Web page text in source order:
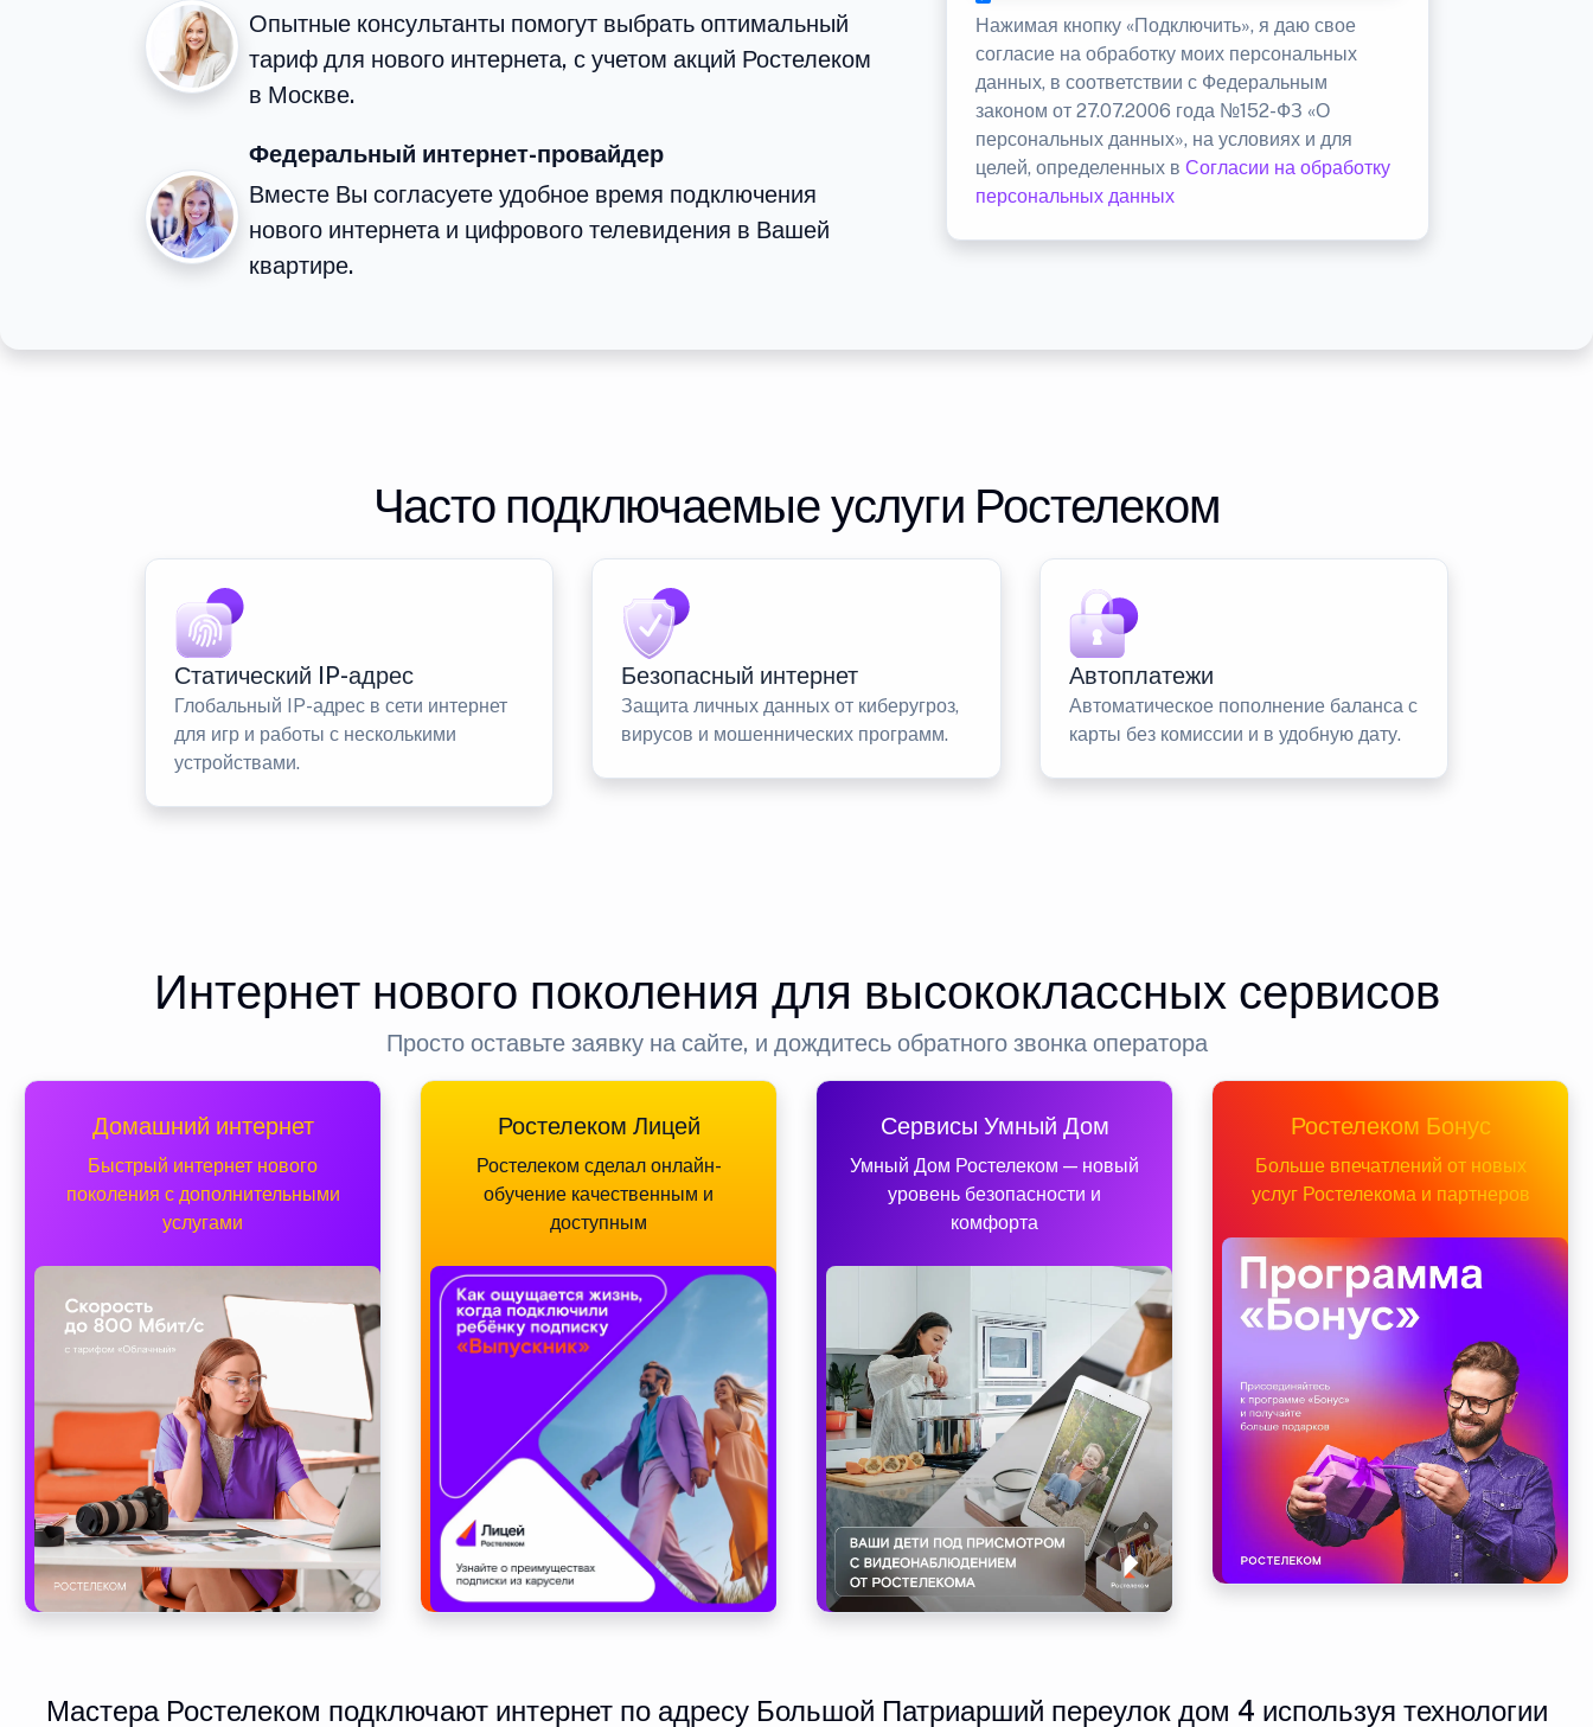
Опытные консультанты помогут выбрать оптимальный
тариф для нового интернета, с учетом акций Ростелеком
в Москве.
Федеральный интернет-провайдер
Вместе Вы согласуете удобное время подключения
нового интернета и цифрового телевидения в Вашей
квартире.
Нажимая кнопку «Подключить», я даю свое
согласие на обработку моих персональных
данных, в соответствии с Федеральным
законом от 27.07.2006 года №152-ФЗ «О
персональных данных», на условиях и для
целей, определенных вСогласии на обработку
персональных данных
Часто подключаемые услуги Ростелеком
Статический IP-адрес
Глобальный IP-адрес в сети интернет
для игр и работы с несколькими
устройствами.
Безопасный интернет
Защита личных данных от киберугроз,
вирусов и мошеннических программ.
Автоплатежи
Автоматическое пополнение баланса с
карты без комиссии и в удобную дату.
Интернет нового поколения для высококлассных сервисов
Просто оставьте заявку на сайте, и дождитесь обратного звонка оператора
Домашний интернет
Быстрый интернет нового
поколения с дополнительными
услугами
Ростелеком Лицей
Ростелеком сделал онлайн-
обучение качественным и
доступным
Сервисы Умный Дом
Умный Дом Ростелеком — новый
уровень безопасности и
комфорта
Ростелеком Бонус
Больше впечатлений от новых
услуг Ростелекома и партнеров
Мастера Ростелеком подключают интернет по адресу Большой Патриарший переулок дом 4 используя технологии